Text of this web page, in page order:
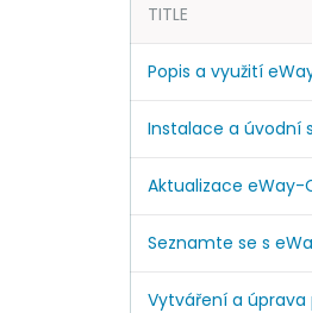
TITLE
Popis a využití
Instalace a úvodní
Aktualizace eWay-
Seznamte se s
Vytváření a